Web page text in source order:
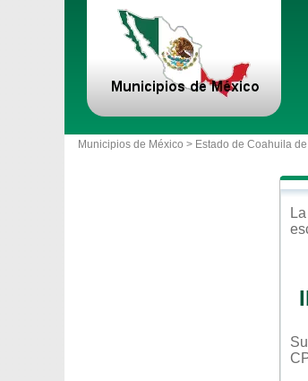
Municipios de México > Estado de Coahuila